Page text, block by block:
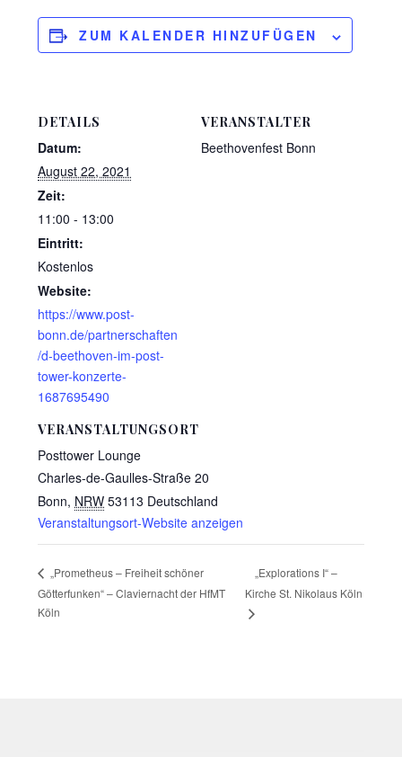
ZUM KALENDER HINZUFÜGEN
DETAILS
Datum:
August 22, 2021
Zeit:
11:00 - 13:00
Eintritt:
Kostenlos
Website:
https://www.post-
bonn.de/partnerschaften
/d-beethoven-im-post-
tower-konzerte-
1687695490
VERANSTALTUNGSORT
Posttower Lounge
Charles-de-Gaulles-Straße 20
Bonn, NRW 53113 Deutschland
Veranstaltungsort-Website anzeigen
VERANSTALTER
Beethovenfest Bonn
„Prometheus – Freiheit schöner
Götterfunken“ – Claviernacht der HfMT
Köln
„Explorations I“ –
Kirche St. Nikolaus Köln